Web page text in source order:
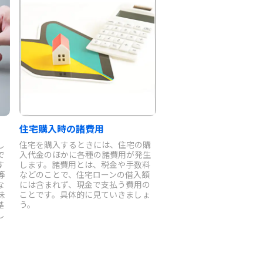
住宅購入時の諸費用
住宅を購入するときには、住宅の購
入代金のほかに各種の諸費用が発生
します。諸費用とは、税金や手数料
などのことで、住宅ローンの借入額
には含まれず、現金で支払う費用の
ことです。具体的に見ていきましょ
う。